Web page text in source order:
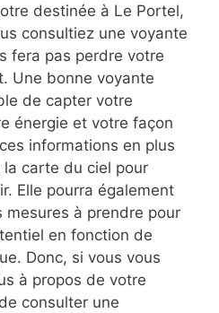
destinée à Le Portel,
consultiez une voyante
fera pas perdre votre
Une bonne voyante
de capter votre
énergie et votre façon
informations en plus
carte du ciel pour
Elle pourra également
mesures à prendre pour
en fonction de
Donc, si vous vous
à propos de votre
consulter une